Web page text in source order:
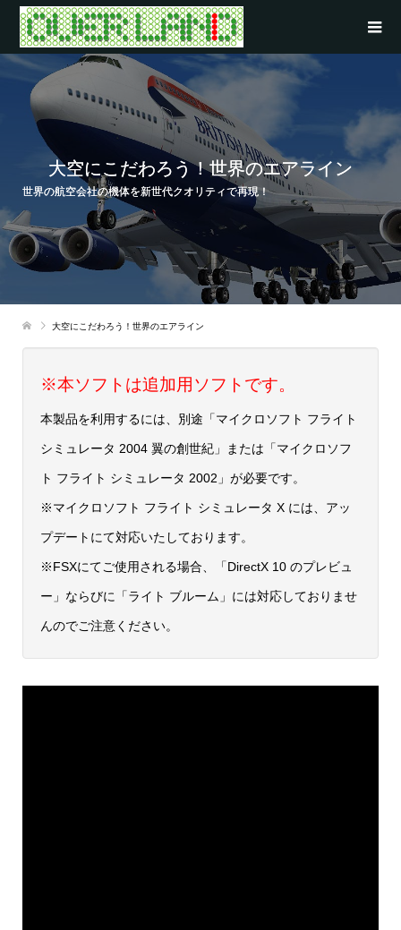
大空にこだわろう！世界のエアライン
世界の航空会社の機体を新世代クオリティで再現！
大空にこだわろう！世界のエアライン
※本ソフトは追加用ソフトです。
本製品を利用するには、別途「マイクロソフト フライト
シミュレータ 2004 翼の創世紀」または「マイクロソフ
ト フライト シミュレータ 2002」が必要です。
※マイクロソフト フライト シミュレータ X には、アッ
プデートにて対応いたしております。
※FSXにてご使用される場合、「DirectX 10 のプレビュ
ー」ならびに「ライト ブルーム」には対応しておりませ
んのでご注意ください。